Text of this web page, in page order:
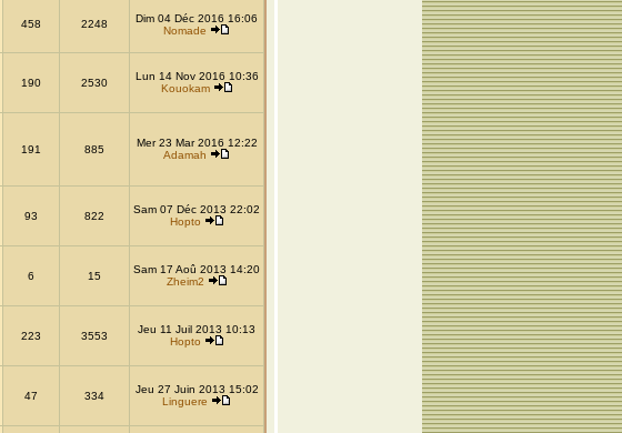
458 2248
Dim 04 Déc 2016 16:06
Nomade
190 2530
Lun 14 Nov 2016 10:36
Kouokam
191 885
Mer 23 Mar 2016 12:22
Adamah
93 822
Sam 07 Déc 2013 22:02
Hopto
6 15
Sam 17 Aoû 2013 14:20
Zheim2
223 3553
Jeu 11 Juil 2013 10:13
Hopto
47 334
Jeu 27 Juin 2013 15:02
Linguere